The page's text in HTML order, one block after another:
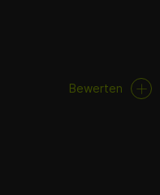
dann kannst du den
einschrauben (Nur
Bewerten